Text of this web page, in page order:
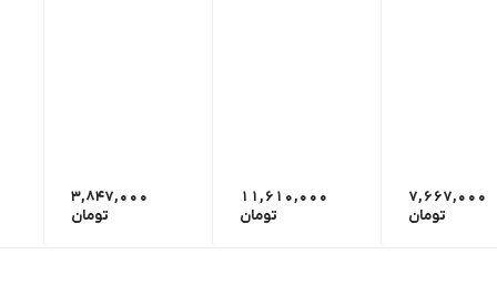
7,667,000
تومان
11,610,000
تومان
3,847,000
تومان